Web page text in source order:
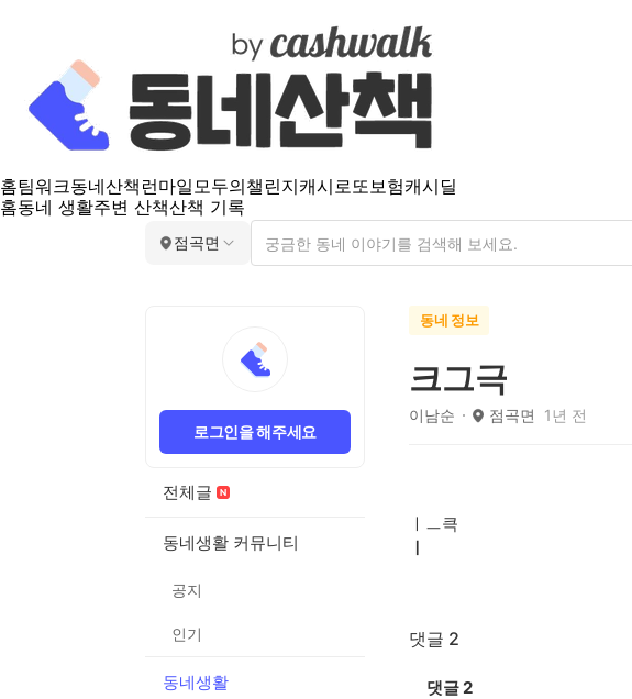
홈팀워크동네산책 런마일모두의챌린지캐시로또보험캐시딜
홈동네 생활주변 산책산책 기록
점곡면
로그인을 해주세요
전체글
동네생활 커뮤니티
공지
인기
동네생활
동네 정보
크그극
이남순 점곡면 1년 전
ㅣㅡ큭
ㅣ
댓글 2
댓글2